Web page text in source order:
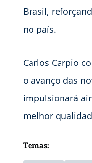
Brasil,
no país.
Carlos Carpio
o avanço das
impulsionará
melhor
Temas: